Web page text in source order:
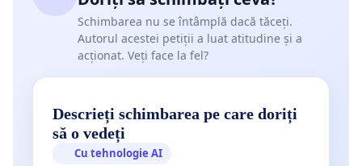
Schimbarea nu se întâmplă dacă tăceți.
Autorul acestei petiții a luat atitudine și a
acționat. Veți face la fel?
Descrieți schimbarea pe care doriți
să o vedeți
Cu tehnologie AI